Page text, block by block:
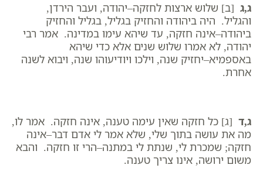
ג,ג [ב] שלוש ארצות לחזקה–יהודה, ועבר הירדן,
והגליל. היה ביהודה והחזיק בגליל, בגליל והחזיק
ביהודה–אינה חזקה, עד שיהא עימו במדינה. אמר רבי
יהודה, לא אמרו שלוש שנים אלא כדי שיהא
באספמיא–יחזיק שנה, וילכו ויודיעוהו שנה, ויבוא לשנה
אחרת.
ג,ד [ג] כל חזקה שאין עימה טענה, אינה חזקה. אמר לו,
מה את עושה בתוך שלי, שלא אמר לי אדם דבר–אינה
חזקה; שמכרת לי, שנתת לי במתנה–הרי זו חזקה. והבא
משום ירושה, אינו צריך טענה.